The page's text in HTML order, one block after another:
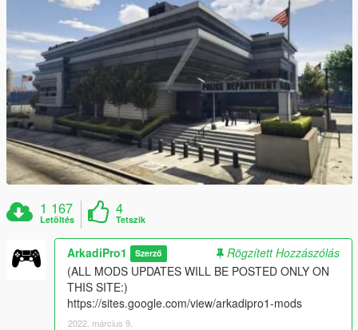
1 167
Letöltés
4
Tetszik
ArkadiPro1 Szerző
Rögzített Hozzászólás
(ALL MODS UPDATES WILL BE POSTED ONLY ON
THIS SITE:)
https://sites.google.com/view/arkadipro1-mods
2022. március 9.